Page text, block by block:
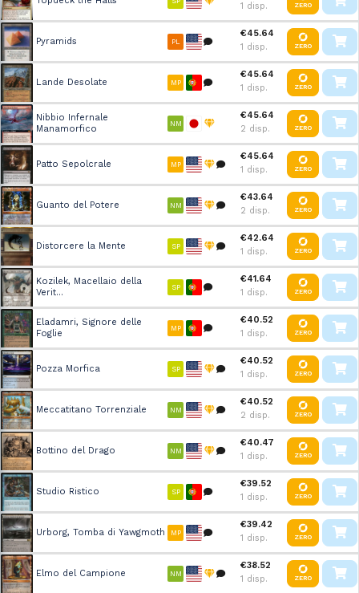
1 disp. ZERO
Pyramids PL
€45.64
1 disp.
ZERO
Lande Desolate MP
€45.64
1 disp.
ZERO
Nibbio Infernale
Manamorfico
NM
€45.64
2 disp.
ZERO
Patto Sepolcrale MP
€45.64
1 disp.
ZERO
Guanto del Potere NM
€43.64
2 disp.
ZERO
Distorcere la Mente SP
€42.64
1 disp.
ZERO
Kozilek, Macellaio della
Verit...
SP
€41.64
1 disp.
ZERO
Eladamri, Signore delle
Foglie
MP
€40.52
1 disp.
ZERO
Pozza Morfica SP
€40.52
1 disp.
ZERO
Meccatitano Torrenziale NM
€40.52
2 disp.
ZERO
Bottino del Drago NM
€40.47
1 disp.
ZERO
Studio Ristico SP
€39.52
1 disp.
ZERO
Urborg, Tomba di Yawgmoth MP
€39.42
1 disp.
ZERO
Elmo del Campione NM
€38.52
1 disp.
ZERO